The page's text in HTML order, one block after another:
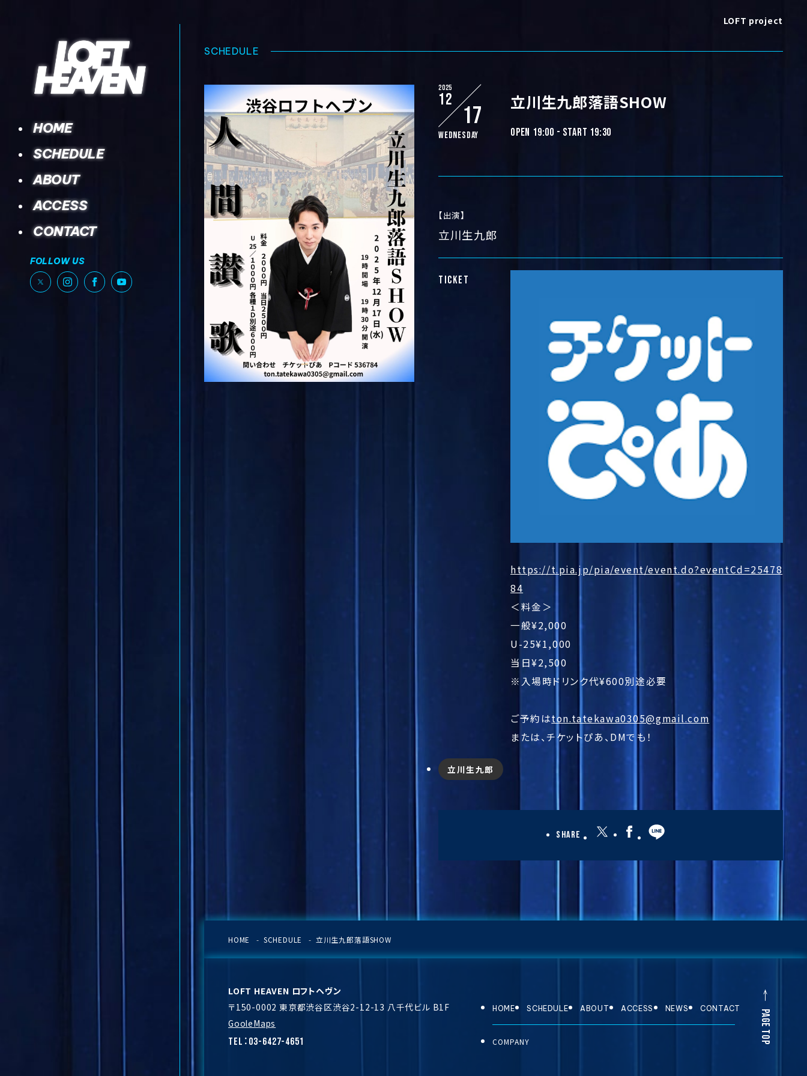
HOME
SCHEDULE
ABOUT
ACCESS
CONTACT
FOLLOW US
LOFT project
SCHEDULE
2025
12
17
Wednesday
立川生九郎落語SHOW
OPEN 19:00 - START 19:30
【出演】
立川生九郎
TICKET
https://t.pia.jp/pia/event/event.do?eventCd=25478
84
＜料金＞
一般¥2,000
U-25¥1,000
当日¥2,500
※入場時ドリンク代¥600別途必要
ご予約はton.tatekawa0305@gmail.com
または、チケットぴあ、DMでも！
立川生九郎
Share
HOME SCHEDULE 立川生九郎落語SHOW
LOFT HEAVEN ロフトヘヴン
〒150-0002 東京都渋谷区渋谷2-12-13 八千代ビル B1F
GooleMaps
TEL：03-6427-4651
HOME SCHEDULE ABOUT ACCESS NEWS CONTACT
COMPANY PAGE TOP